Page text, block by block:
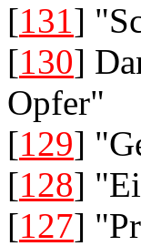
[131]
[130]
Opfer"
[129]
[128]
[127]